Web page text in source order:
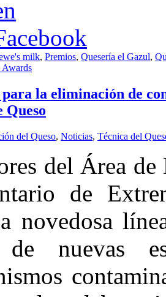
milk, Premios, Quesería el Gazul,
Awards
la eliminación de
Queso
del Queso, Noticias, Técnica del
del Área
de
novedosa
de nuevas